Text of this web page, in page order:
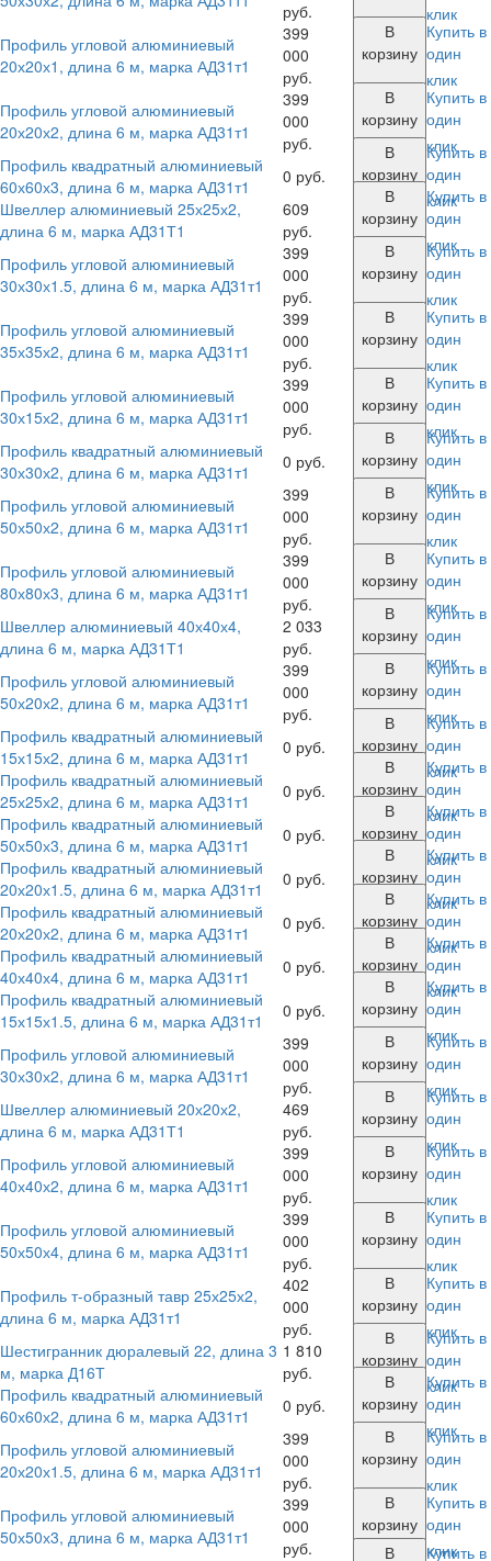
руб.
клик
Профиль угловой алюминиевый
20х20х1, длина 6 м, марка АД31т1
399
000
руб.
В
корзину
Купить в
один
клик
Профиль угловой алюминиевый
20х20х2, длина 6 м, марка АД31т1
399
000
руб.
В
корзину
Купить в
один
клик
Профиль квадратный алюминиевый
60х60х3, длина 6 м, марка АД31т1
0 руб.
В
корзину
Купить в
один
клик
Швеллер алюминиевый 25х25х2,
длина 6 м, марка АД31Т1
609
руб.
В
корзину
Купить в
один
клик
Профиль угловой алюминиевый
30х30х1.5, длина 6 м, марка АД31т1
399
000
руб.
В
корзину
Купить в
один
клик
Профиль угловой алюминиевый
35х35х2, длина 6 м, марка АД31т1
399
000
руб.
В
корзину
Купить в
один
клик
Профиль угловой алюминиевый
30х15х2, длина 6 м, марка АД31т1
399
000
руб.
В
корзину
Купить в
один
клик
Профиль квадратный алюминиевый
30х30х2, длина 6 м, марка АД31т1
0 руб.
В
корзину
Купить в
один
клик
Профиль угловой алюминиевый
50х50х2, длина 6 м, марка АД31т1
399
000
руб.
В
корзину
Купить в
один
клик
Профиль угловой алюминиевый
80х80х3, длина 6 м, марка АД31т1
399
000
руб.
В
корзину
Купить в
один
клик
Швеллер алюминиевый 40х40х4,
длина 6 м, марка АД31Т1
2 033
руб.
В
корзину
Купить в
один
клик
Профиль угловой алюминиевый
50х20х2, длина 6 м, марка АД31т1
399
000
руб.
В
корзину
Купить в
один
клик
Профиль квадратный алюминиевый
15х15х2, длина 6 м, марка АД31т1
0 руб.
В
корзину
Купить в
один
клик
Профиль квадратный алюминиевый
25х25х2, длина 6 м, марка АД31т1
0 руб.
В
корзину
Купить в
один
клик
Профиль квадратный алюминиевый
50х50х3, длина 6 м, марка АД31т1
0 руб.
В
корзину
Купить в
один
клик
Профиль квадратный алюминиевый
20х20х1.5, длина 6 м, марка АД31т1
0 руб.
В
корзину
Купить в
один
клик
Профиль квадратный алюминиевый
20х20х2, длина 6 м, марка АД31т1
0 руб.
В
корзину
Купить в
один
клик
Профиль квадратный алюминиевый
40х40х4, длина 6 м, марка АД31т1
0 руб.
В
корзину
Купить в
один
клик
Профиль квадратный алюминиевый
15х15х1.5, длина 6 м, марка АД31т1
0 руб.
В
корзину
Купить в
один
клик
Профиль угловой алюминиевый
30х30х2, длина 6 м, марка АД31т1
399
000
руб.
В
корзину
Купить в
один
клик
Швеллер алюминиевый 20х20х2,
длина 6 м, марка АД31Т1
469
руб.
В
корзину
Купить в
один
клик
Профиль угловой алюминиевый
40х40х2, длина 6 м, марка АД31т1
399
000
руб.
В
корзину
Купить в
один
клик
Профиль угловой алюминиевый
50х50х4, длина 6 м, марка АД31т1
399
000
руб.
В
корзину
Купить в
один
клик
Профиль т-образный тавр 25х25х2,
длина 6 м, марка АД31т1
402
000
руб.
В
корзину
Купить в
один
клик
Шестигранник дюралевый 22, длина 3
м, марка Д16Т
1 810
руб.
В
корзину
Купить в
один
клик
Профиль квадратный алюминиевый
60х60х2, длина 6 м, марка АД31т1
0 руб.
В
корзину
Купить в
один
клик
Профиль угловой алюминиевый
20х20х1.5, длина 6 м, марка АД31т1
399
000
руб.
В
корзину
Купить в
один
клик
Профиль угловой алюминиевый
50х50х3, длина 6 м, марка АД31т1
399
000
руб.
В
корзину
Купить в
один
клик
В Купить в